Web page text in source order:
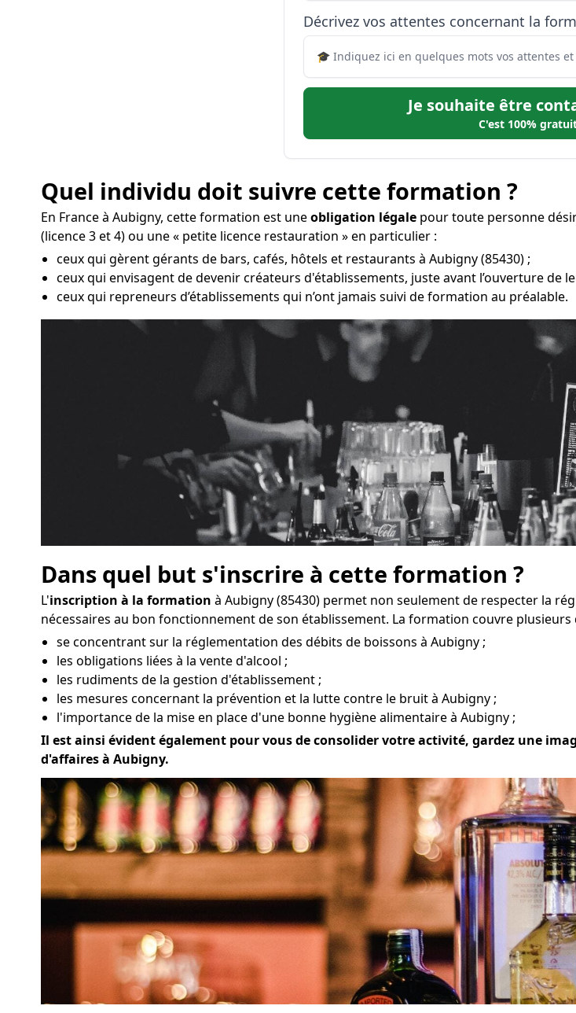
Décrivez vos attentes concernant la
Je souhaite être
C'est 100%
Quel individu doit suivre cette formation ?
En France à Aubigny, cette formation est uneobligation légale pour toute personne
(licence 3 et 4) ou une « petite licence restauration » en particulier :
ceux qui gèrent gérants de bars, cafés, hôtels et restaurants à Aubigny (85430) ;
ceux qui envisagent de devenir créateurs d'établissements, juste avant l’ouverture de
ceux qui repreneurs d’établissements qui n’ont jamais suivi de formation au préalable.
Dans quel but s'inscrire à cette formation ?
L'inscription à la formation à Aubigny (85430) permet non seulement de respecter la
nécessaires au bon fonctionnement de son établissement. La formation couvre plusieurs
se concentrant sur la réglementation des débits de boissons à Aubigny ;
les obligations liées à la vente d'alcool ;
les rudiments de la gestion d'établissement ;
les mesures concernant la prévention et la lutte contre le bruit à Aubigny ;
l'importance de la mise en place d'une bonne hygiène alimentaire à Aubigny ;
Il est ainsi évident également pour vous de consolider votre activité, gardez une
d'affaires à Aubigny.